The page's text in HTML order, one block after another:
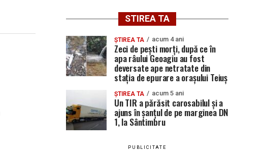
STIREA TA
ȘTIREA TA acum 4 ani
Zeci de pești morți, după ce în
apa râului Geoagiu au fost
deversate ape netratate din
stația de epurare a orașului Teiuș
ȘTIREA TA acum 5 ani
Un TIR a părăsit carosabilul și a
ajuns în șanțul de pe marginea DN
1, la Sântimbru
PUBLICITATE